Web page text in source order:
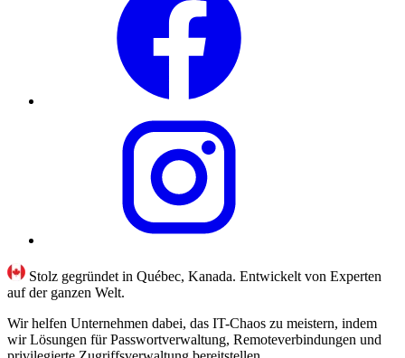
Stolz gegründet in Québec, Kanada. Entwickelt von Experten
auf der ganzen Welt.
Wir helfen Unternehmen dabei, das IT-Chaos zu meistern, indem
wir Lösungen für Passwortverwaltung, Remoteverbindungen und